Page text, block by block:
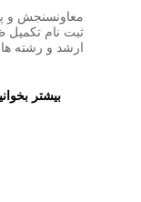
معاونسنجش و
ثبت نام
ارشد و رشته
بیشتر